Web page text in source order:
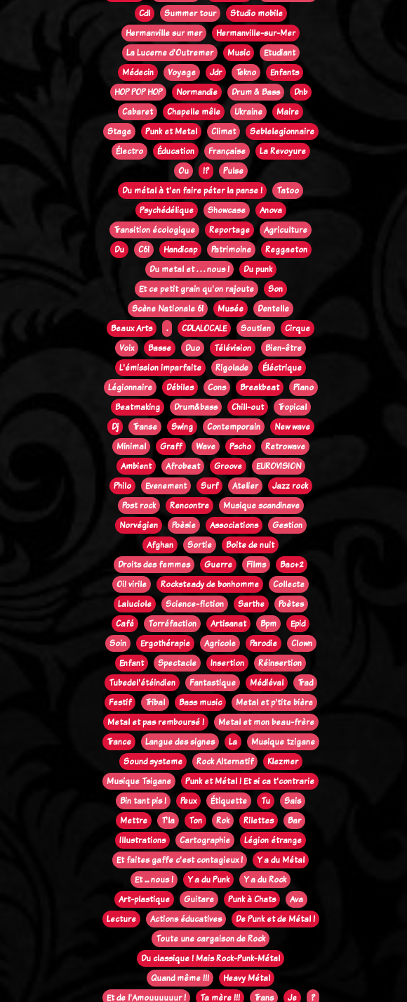
Cdl
Summer tour
Studio mobile
Hermanville sur mer
Hermanville-sur-Mer
La Lucerne d'Outremer
Music
Etudiant
Médecin
Voyage Jdr Tekno
Enfants
HOP POP HOP
Normandie Drum & Bass
Dnb
Cabaret
Chapelle mêle Ukraine
Maire
Stage
Punk et Metal Climat
Seblelegionnaire
Électro
Éducation Française
La Revoyure
Ou
!?
Pulse
Du métal à t'en faire péter la panse !
Tatoo
Psychédélique
Showcase
Anova
Transition écologique
Reportage
Agriculture
Du
C61 Handicap Patrimoine
Reggaeton
Du metal et . . . nous !
Du punk
Et ce petit grain qu'on rajoute
Son
Scène Nationale 61
Musée
Dentelle
Beaux Arts
. CDLALOCALE Soutien
Cirque
Voix
Basse Duo Télévision
Bien-être
L'émission imparfaite
Rigolade
Éléctrique
Légionnaire
Débiles Cons Breakbeat
Piano
Beatmaking
Drum&bass Chill-out
Tropical
Dj
Transe Swing Contemporain
New wave
Minimal
Graff Wave Pscho
Retrowave
Ambient
Afrobeat Groove
EUROVISION
Philo
Evenement Surf Atelier
Jazz rock
Post rock
Rencontre
Musique scandinave
Norvégien
Poèsie Associations
Gestion
Afghan
Sortie
Boite de nuit
Droits des femmes
Guerre Films
Bac+2
Oi! virile
Rocksteady de bonhomme
Collecte
Laluciole
Science-fiction Sarthe
Poètes
Café
Torréfaction Artisanat Bpm
Epid
Soin
Ergothérapie Agricole Parodie
Clown
Enfant
Spectacle Insertion
Réinsertion
Tubedel'étéindien
Fantastique Médiéval
Trad
Festif
Tribal Bass music
Metal et p'tite bière
Metal et pas remboursé !
Metal et mon beau-frère
Trance
Langue des signes La
Musique tzigane
Sound systeme
Rock Alternatif
Klezmer
Musique Tsigane
Punk et Métal ! Et si ca t'contrarie
Bin tant pis !
Peux Étiquette Tu
Sais
Mettre
T'la Ton Rok Rilettes
Bar
Illustrations
Cartographie
Légion étrange
Et faites gaffe c'est contagieux !
Y a du Métal
Et ... nous !
Y a du Punk
Y a du Rock
Art-plastique
Guitare Punk à Chats
Ava
Lecture
Actions éducatives
De Punk et de Métal !
Toute une cargaison de Rock
Du classique ! Mais Rock-Punk-Métal
Quand même !!!
Heavy Métal
Et de l'Amouuuuuur !
Ta mère !!! Trans Je ?